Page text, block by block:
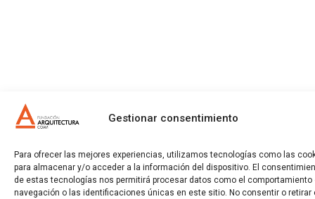
Gestionar consentimiento
Para ofrecer las mejores experiencias, utilizamos tecnologías como las
para almacenar y/o acceder a la información del dispositivo. El
de estas tecnologías nos permitirá procesar datos como el comportamiento
navegación o las identificaciones únicas en este sitio. No consentir o retirar